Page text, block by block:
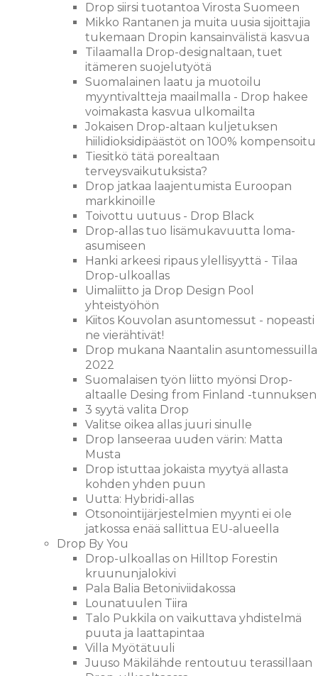
Drop siirsi tuotantoa Virosta Suomeen
Mikko Rantanen ja muita uusia sijoittajia
tukemaan Dropin kansainvälistä kasvua
Tilaamalla Drop-designaltaan, tuet
itämeren suojelutyötä
Suomalainen laatu ja muotoilu
myyntivaltteja maailmalla - Drop hakee
voimakasta kasvua ulkomailta
Jokaisen Drop-altaan kuljetuksen
hiilidioksidipäästöt on 100% kompensoitu
Tiesitkö tätä porealtaan
terveysvaikutuksista?
Drop jatkaa laajentumista Euroopan
markkinoille
Toivottu uutuus - Drop Black
Drop-allas tuo lisämukavuutta loma-
asumiseen
Hanki arkeesi ripaus ylellisyyttä - Tilaa
Drop-ulkoallas
Uimaliitto ja Drop Design Pool
yhteistyöhön
Kiitos Kouvolan asuntomessut - nopeasti
ne vierähtivät!
Drop mukana Naantalin asuntomessuilla
2022
Suomalaisen työn liitto myönsi Drop-
altaalle Desing from Finland -tunnuksen
3 syytä valita Drop
Valitse oikea allas juuri sinulle
Drop lanseeraa uuden värin: Matta
Musta
Drop istuttaa jokaista myytyä allasta
kohden yhden puun
Uutta: Hybridi-allas
Otsonointijärjestelmien myynti ei ole
jatkossa enää sallittua EU-alueella
Drop By You
Drop-ulkoallas on Hilltop Forestin
kruununjalokivi
Pala Balia Betoniviidakossa
Lounatuulen Tiira
Talo Pukkila on vaikuttava yhdistelmä
puuta ja laattapintaa
Villa Myötätuuli
Juuso Mäkilähde rentoutuu terassillaan